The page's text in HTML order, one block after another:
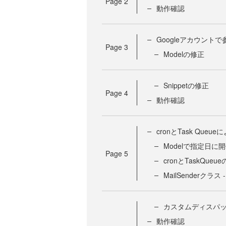
動作確認
Page 3
Googleアカウントで
Modelの修正
Page 4
Snippetの修正
動作確認
Page 5
cronとTask Queue
Modelで指定日に
cronとTaskQueue
MailSenderクラス
カスタムディスパ
動作確認